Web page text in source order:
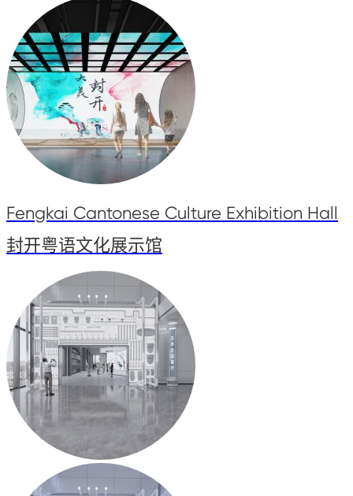
Fengkai Cantonese Culture Exhibition Hall
封开粤语文化展示馆